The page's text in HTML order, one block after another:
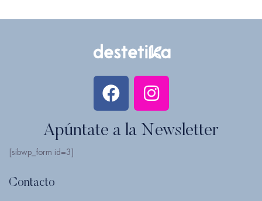
Apúntate a la Newsletter
[sibwp_form id=3]
Contacto